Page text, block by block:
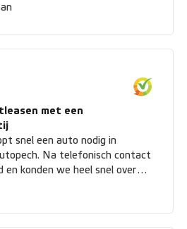
met een
snel een auto nodig in
Na telefonisch contact
en konden we heel snel over
beschikken.